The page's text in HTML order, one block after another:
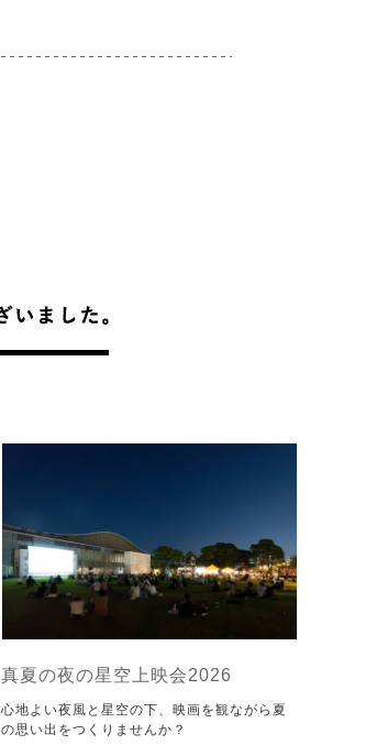
真夏の夜の星空上映会2026
心地よい夜風と星空の下、映画を観ながら夏
の思い出をつくりませんか？